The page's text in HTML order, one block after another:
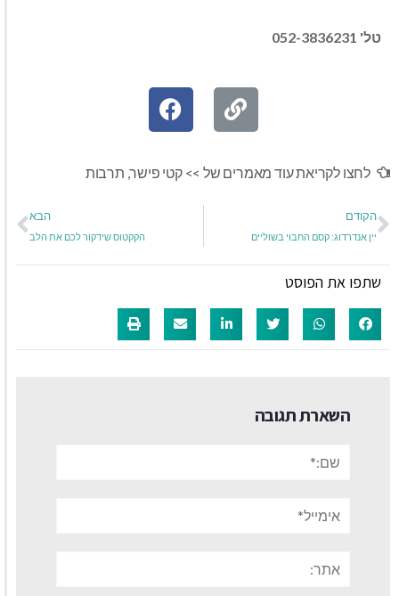
טל' 052-3836231
לחצו לקריאת עוד מאמרים של >> קטי פישר, תרבות
הקודם
יין אנדרדוג: קסם החבוי בשוליים
הבא
הקקטוס שידקור לכם את הלב
שתפו את הפוסט
השארת תגובה